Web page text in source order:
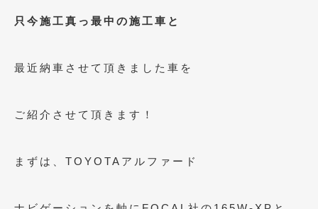
2012年7月(10)
2012年5月(10)
2012年2月(11)
只今施工真っ最中の施工車と
最近納車させて頂きました車を
ご紹介させて頂きます！
まずは、TOYOTAアルファード